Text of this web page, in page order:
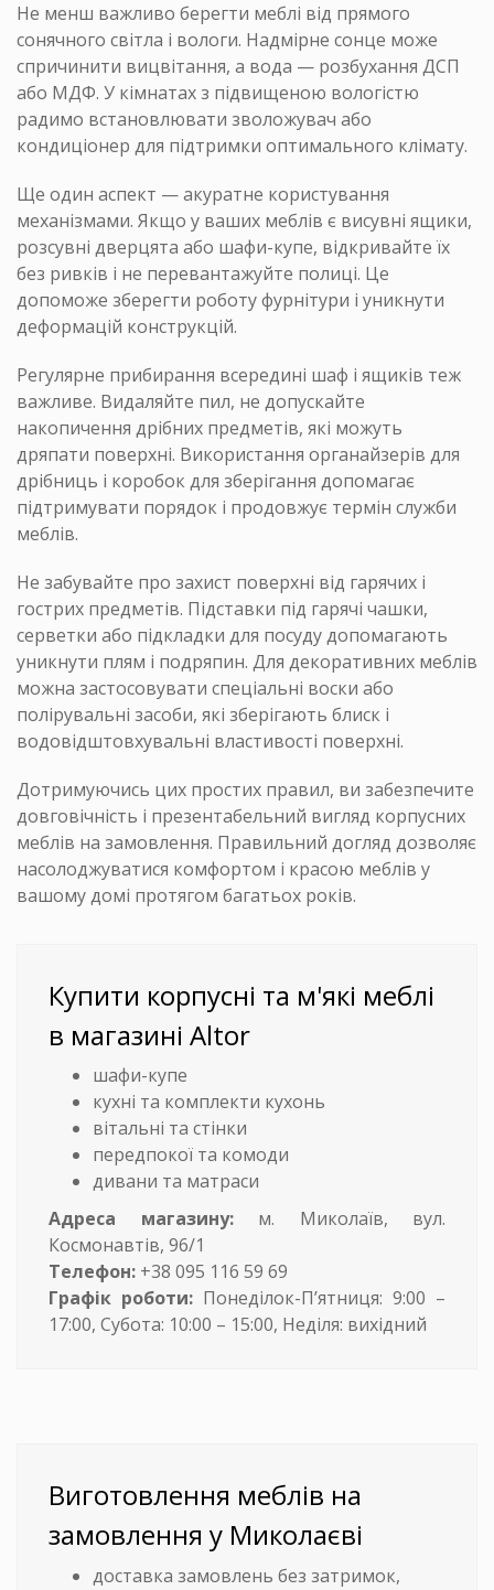
Не менш важливо берегти меблі від прямого
сонячного світла і вологи. Надмірне сонце може
спричинити вицвітання, а вода — розбухання ДСП
або МДФ. У кімнатах з підвищеною вологістю
радимо встановлювати зволожувач або
кондиціонер для підтримки оптимального клімату.
Ще один аспект — акуратне користування
механізмами. Якщо у ваших меблів є висувні ящики,
розсувні дверцята або шафи-купе, відкривайте їх
без ривків і не перевантажуйте полиці. Це
допоможе зберегти роботу фурнітури і уникнути
деформацій конструкцій.
Регулярне прибирання всередині шаф і ящиків теж
важливе. Видаляйте пил, не допускайте
накопичення дрібних предметів, які можуть
дряпати поверхні. Використання органайзерів для
дрібниць і коробок для зберігання допомагає
підтримувати порядок і продовжує термін служби
меблів.
Не забувайте про захист поверхні від гарячих і
гострих предметів. Підставки під гарячі чашки,
серветки або підкладки для посуду допомагають
уникнути плям і подряпин. Для декоративних меблів
можна застосовувати спеціальні воски або
полірувальні засоби, які зберігають блиск і
водовідштовхувальні властивості поверхні.
Дотримуючись цих простих правил, ви забезпечите
довговічність і презентабельний вигляд корпусних
меблів на замовлення. Правильний догляд дозволяє
насолоджуватися комфортом і красою меблів у
вашому домі протягом багатьох років.
Купити корпусні та м'які меблі
в магазині Altor
шафи-купе
кухні та комплекти кухонь
вітальні та стінки
передпокої та комоди
дивани та матраси
Адреса магазину:м. Миколаїв, вул.
Космонавтів, 96/1
Телефон: +38 095 116 59 69
Графік роботи: Понеділок-П’ятниця: 9:00 –
17:00, Субота: 10:00 – 15:00, Неділя: вихідний
Виготовлення меблів на
замовлення у Миколаєві
доставка замовлень без затримок,